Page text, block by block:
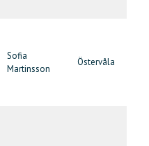
Sofia
Martinsson
Östervåla